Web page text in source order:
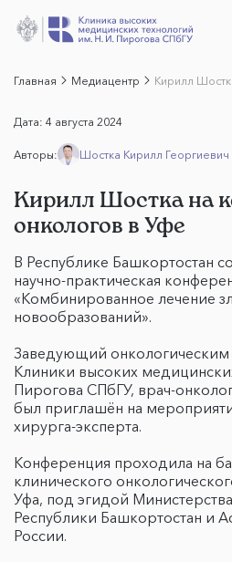
Главная Медиацентр Кирилл
Дата: 4 августа 2024
Авторы: Шостка Кирилл Георгиевич
Кирилл Шостка на
онкологов в Уфе
В Республике Башкортостан
научно-практическая
«Комбинированное лечение
новообразований».
Заведующий
Клиники высоких
Пирогова СПбГУ, врач-
был приглашён на
хирурга-эксперта.
Конференция проходила на
клинического
Уфа, под эгидой
Республики Башкортостан и
России.